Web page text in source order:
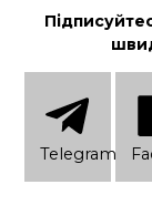
Telеgram